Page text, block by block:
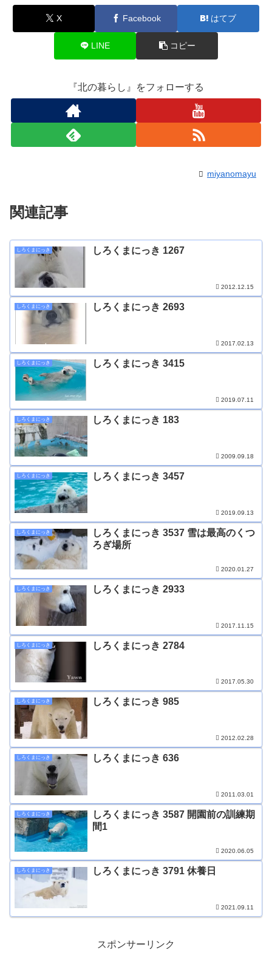
X Facebook はてブ
LINE コピー
『北の暮らし』をフォローする
miyanomayu
関連記事
しろくまにっき しろくまにっき 1267
2012.12.15
しろくまにっき しろくまにっき 2693
2017.02.13
しろくまにっき しろくまにっき 3415
2019.07.11
しろくまにっき しろくまにっき 183
2009.09.18
しろくまにっき しろくまにっき 3457
2019.09.13
しろくまにっき
しろくまにっき 3537 雪は最高のくつ
ろぎ場所
2020.01.27
しろくまにっき しろくまにっき 2933
2017.11.15
しろくまにっき しろくまにっき 2784
2017.05.30
しろくまにっき しろくまにっき 985
2012.02.28
しろくまにっき しろくまにっき 636
2011.03.01
しろくまにっき
しろくまにっき 3587 開園前の訓練期
間1
2020.06.05
しろくまにっき しろくまにっき 3791 休養日
2021.09.11
スポンサーリンク